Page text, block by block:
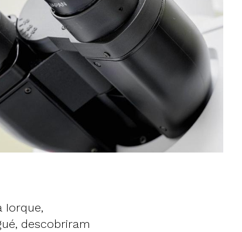
Iorque,
descobriram